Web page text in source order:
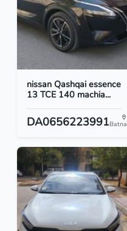
nissan Qashqai essence
13 TCE 140 machia...
DA0656223991Batna